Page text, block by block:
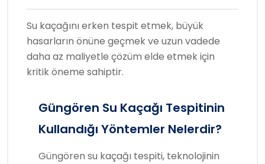
Su kaçağını erken tespit etmek, büyük
hasarların önüne geçmek ve uzun vadede
daha az maliyetle çözüm elde etmek için
kritik öneme sahiptir.
Güngören Su Kaçağı Tespitinin
Kullandığı Yöntemler Nelerdir?
Güngören su kaçağı tespiti, teknolojinin